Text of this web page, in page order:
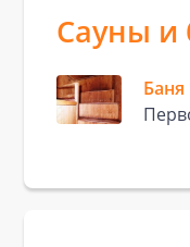
Сауны и